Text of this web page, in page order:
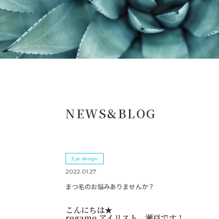
NEWS&BLOG
Eye design
2022.01.27
まつ毛のお悩みありませんか？
こんにちは★